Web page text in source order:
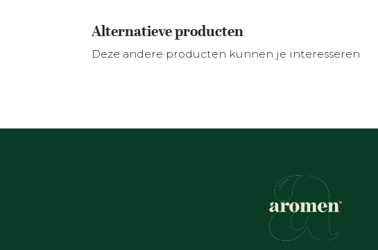
Alternatieve producten
Deze andere producten kunnen je interesseren